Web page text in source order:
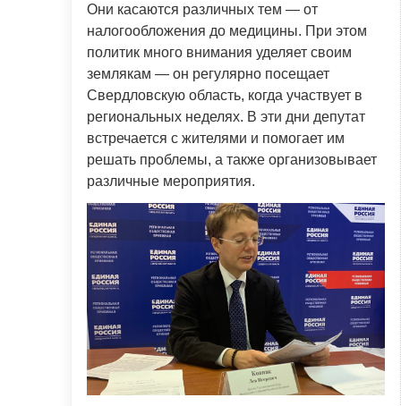
Они касаются различных тем — от
налогообложения до медицины. При этом
политик много внимания уделяет своим
землякам — он регулярно посещает
Свердловскую область, когда участвует в
региональных неделях. В эти дни депутат
встречается с жителями и помогает им
решать проблемы, а также организовывает
различные мероприятия.